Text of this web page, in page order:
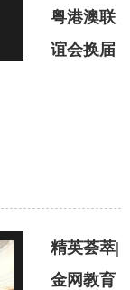
粤港澳联
谊会换届
精英荟萃|
金网教育